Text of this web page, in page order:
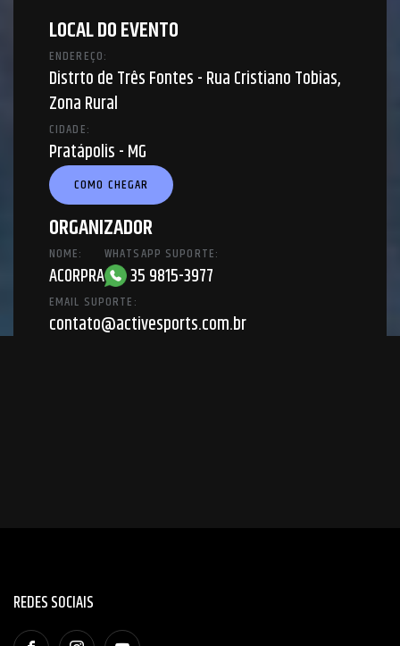
LOCAL DO EVENTO
ENDEREÇO:
Distrto de Três Fontes - Rua Cristiano Tobias,
Zona Rural
CIDADE:
Pratápolis - MG
COMO CHEGAR
ORGANIZADOR
NOME:
ACORPRA
WHATSAPP SUPORTE:
35 9815-3977
EMAIL SUPORTE:
contato@activesports.com.br
REDES SOCIAIS